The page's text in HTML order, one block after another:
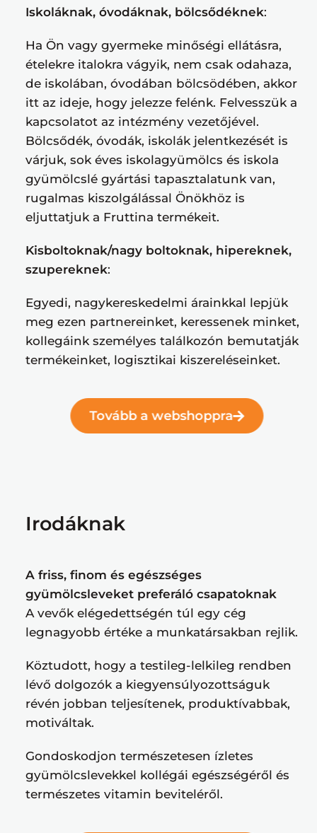
Iskoláknak, óvodáknak, bölcsődéknek:
Ha Ön vagy gyermeke minőségi ellátásra,
ételekre italokra vágyik, nem csak odahaza,
de iskolában, óvodában bölcsödében, akkor
itt az ideje, hogy jelezze felénk. Felvesszük a
kapcsolatot az intézmény vezetőjével.
Bölcsődék, óvodák, iskolák jelentkezését is
várjuk, sok éves iskolagyümölcs és iskola
gyümölcslé gyártási tapasztalatunk van,
rugalmas kiszolgálással Önökhöz is
eljuttatjuk a Fruttina termékeit.
Kisboltoknak/nagy boltoknak, hipereknek,
szupereknek:
Egyedi, nagykereskedelmi árainkkal lepjük
meg ezen partnereinket, keressenek minket,
kollegáink személyes találkozón bemutatják
termékeinket, logisztikai kiszereléseinket.
Tovább a webshoppra
Irodáknak
A friss, finom és egészséges
gyümölcsleveket preferáló csapatoknak
A vevők elégedettségén túl egy cég
legnagyobb értéke a munkatársakban rejlik.
Köztudott, hogy a testileg-lelkileg rendben
lévő dolgozók a kiegyensúlyozottságuk
révén jobban teljesítenek, produktívabbak,
motiváltak.
Gondoskodjon természetesen ízletes
gyümölcslevekkel kollégái egészségéről és
természetes vitamin beviteléről.